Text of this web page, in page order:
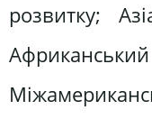
розвитку;